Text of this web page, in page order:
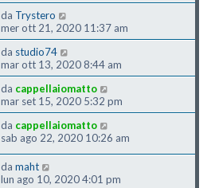
da Trystero
mer ott 21, 2020 11:37 am
da studio74
mar ott 13, 2020 8:44 am
da cappellaiomatto
mar set 15, 2020 5:32 pm
da cappellaiomatto
sab ago 22, 2020 10:26 am
da maht
lun ago 10, 2020 4:01 pm